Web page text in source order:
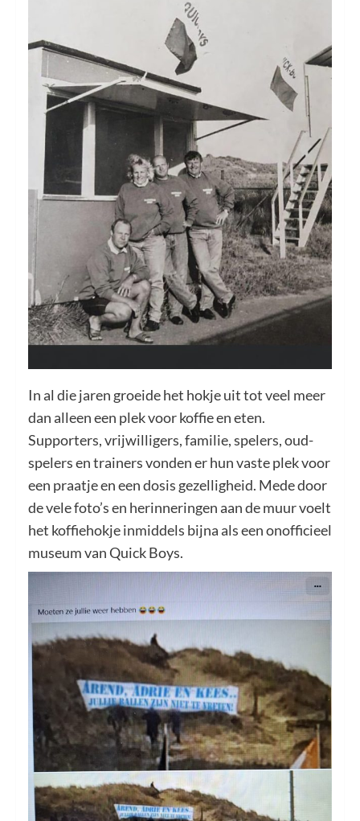
In al die jaren groeide het hokje uit tot veel meer
dan alleen een plek voor koffie en eten.
Supporters, vrijwilligers, familie, spelers, oud-
spelers en trainers vonden er hun vaste plek voor
een praatje en een dosis gezelligheid. Mede door
de vele foto’s en herinneringen aan de muur voelt
het koffiehokje inmiddels bijna als een onofficieel
museum van Quick Boys.